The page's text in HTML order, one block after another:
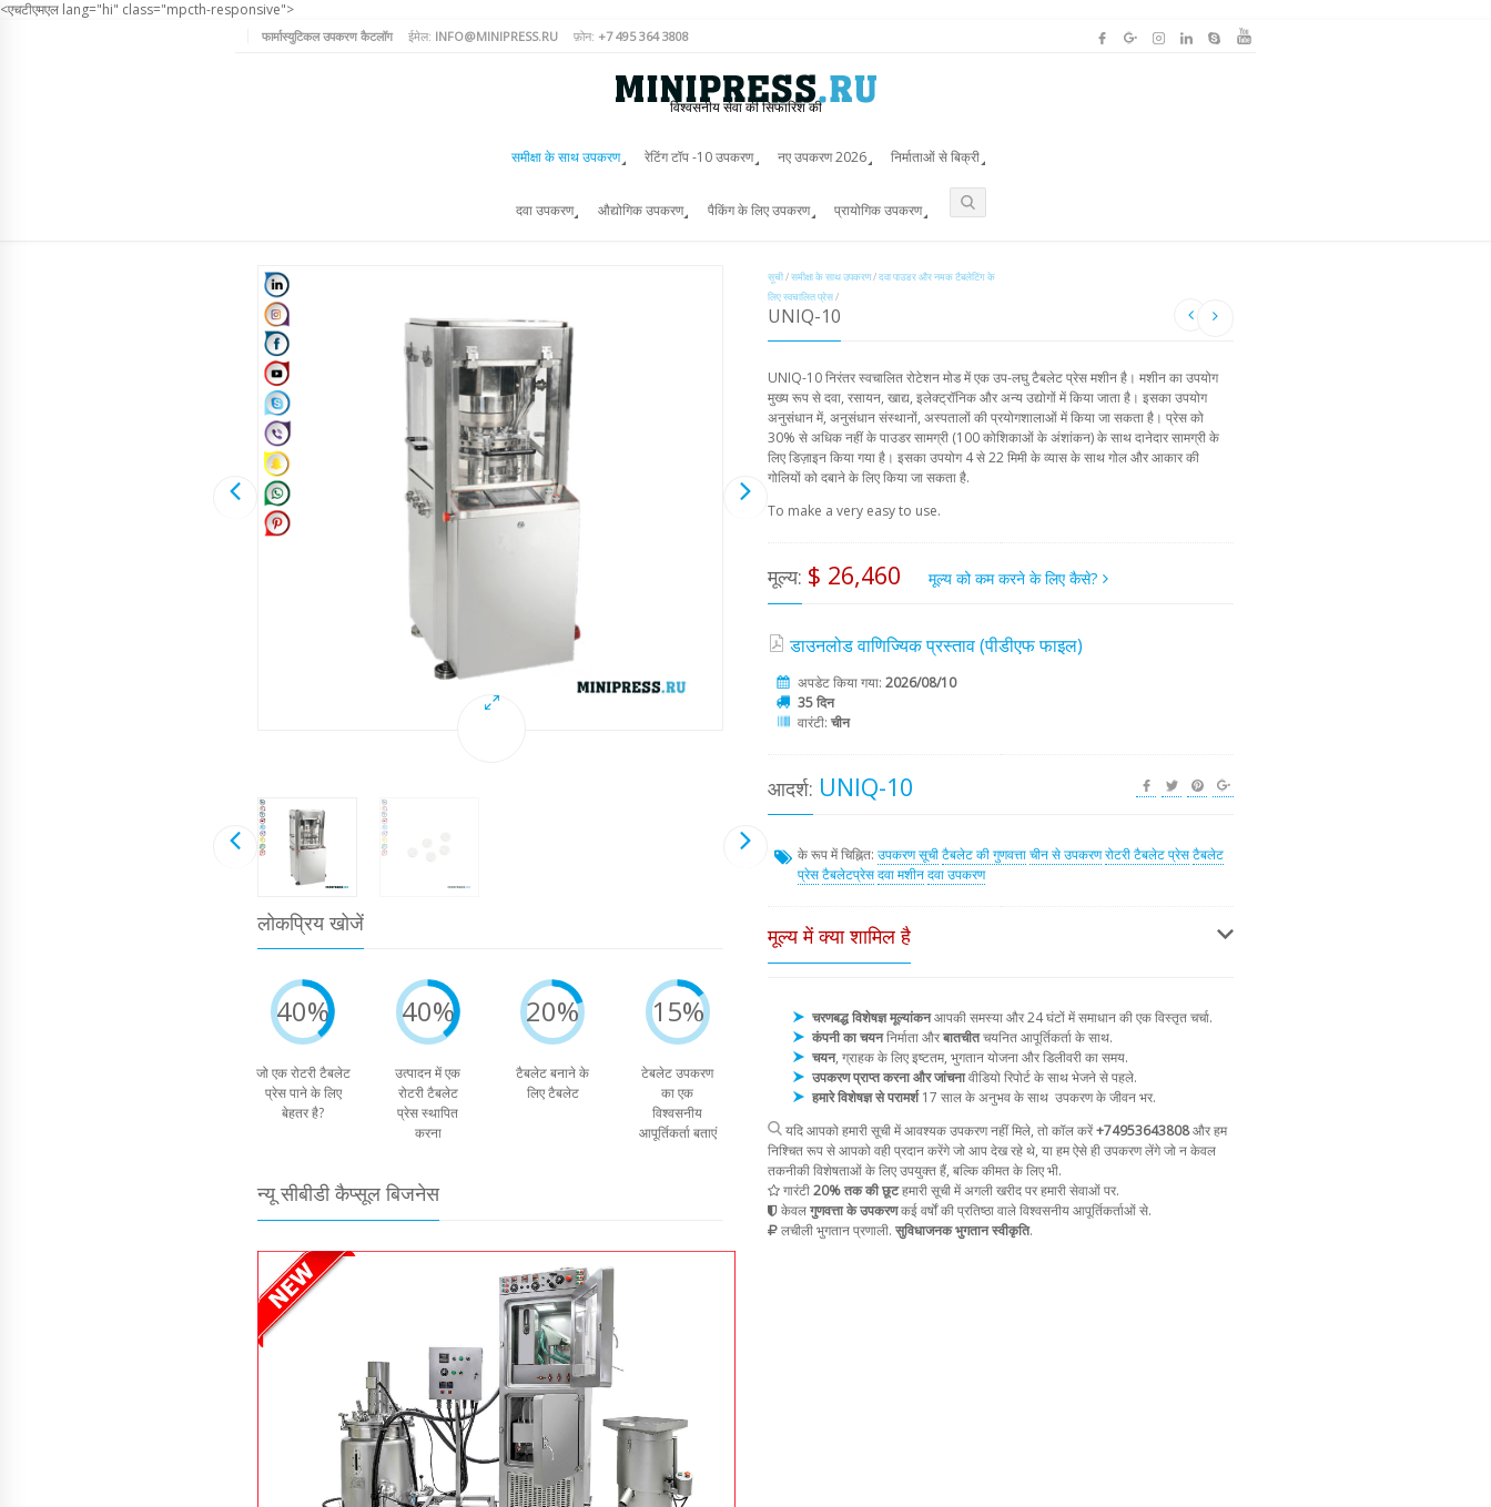
<एचटीएमएल lang="hi" class="mpcth-responsive">
फार्मास्युटिकल उपकरण कैटलॉग ईमेल: INFO@MINIPRESS.RU फ़ोन: +7 495 364 3808
विश्वसनीय सेवा की सिफारिश की
समीक्षा के साथ उपकरण रेटिंग टॉप -10 उपकरण नए उपकरण 2026 निर्माताओं से बिक्री
दवा उपकरण औद्योगिक उपकरण पैकिंग के लिए उपकरण प्रायोगिक उपकरण
लोकप्रिय खोजें
40%
जो एक रोटरी टैबलेट
प्रेस पाने के लिए
बेहतर है?
40%
उत्पादन में एक
रोटरी टैबलेट
प्रेस स्थापित
करना
20%
टैबलेट बनाने के
लिए टैबलेट
15%
टेबलेट उपकरण
का एक
विश्वसनीय
आपूर्तिकर्ता बताएं
न्यू सीबीडी कैप्सूल बिजनेस
सूची/समीक्षा के साथ उपकरण/दवा पाउडर और नमक टैबलेटिंग के
लिए स्वचालित प्रेस/
UNIQ-10
UNIQ-10 निरंतर स्वचालित रोटेशन मोड में एक उप-लघु टैबलेट प्रेस मशीन है। मशीन का उपयोग
मुख्य रूप से दवा, रसायन, खाद्य, इलेक्ट्रॉनिक और अन्य उद्योगों में किया जाता है। इसका उपयोग
अनुसंधान में, अनुसंधान संस्थानों, अस्पतालों की प्रयोगशालाओं में किया जा सकता है। प्रेस को
30% से अधिक नहीं के पाउडर सामग्री (100 कोशिकाओं के अंशांकन) के साथ दानेदार सामग्री के
लिए डिज़ाइन किया गया है। इसका उपयोग 4 से 22 मिमी के व्यास के साथ गोल और आकार की
गोलियों को दबाने के लिए किया जा सकता है.
To make a very easy to use.
मूल्य: $ 26,460 मूल्य को कम करने के लिए कैसे?
डाउनलोड वाणिज्यिक प्रस्ताव (पीडीएफ फाइल)
अपडेट किया गया: 2026/08/10
35 दिन
वारंटी: चीन
आदर्श: UNIQ-10
के रूप में चिह्नित: उपकरण सूचीटैबलेट की गुणवत्ताचीन से उपकरणरोटरी टैबलेट प्रेसटैबलेट
प्रेसटैबलेटप्रेसदवा मशीनदवा उपकरण
मूल्य में क्या शामिल है
चरणबद्ध विशेषज्ञ मूल्यांकनआपकी समस्या और 24 घंटों में समाधान की एक विस्तृत चर्चा.
कंपनी का चयननिर्माता औरबातचीतचयनित आपूर्तिकर्ता के साथ.
चयन, ग्राहक के लिए इष्टतम, भुगतान योजना और डिलीवरी का समय.
उपकरण प्राप्त करना और जांचनावीडियो रिपोर्ट के साथ भेजने से पहले.
हमारे विशेषज्ञ से परामर्श17 साल के अनुभव के साथ उपकरण के जीवन भर.
यदि आपको हमारी सूची में आवश्यक उपकरण नहीं मिले, तो कॉल करें+74953643808और हम
निश्चित रूप से आपको वही प्रदान करेंगे जो आप देख रहे थे, या हम ऐसे ही उपकरण लेंगे जो न केवल
तकनीकी विशेषताओं के लिए उपयुक्त हैं, बल्कि कीमत के लिए भी.
गारंटी20% तक की छूटहमारी सूची में अगली खरीद पर हमारी सेवाओं पर.
केवलगुणवत्ता के उपकरणकई वर्षों की प्रतिष्ठा वाले विश्वसनीय आपूर्तिकर्ताओं से.
लचीली भुगतान प्रणाली. सुविधाजनक भुगतान स्वीकृति.